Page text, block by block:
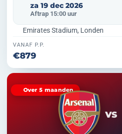
za 19 dec 2026
Aftrap 15:00 uur
Emirates Stadium, Londen
VANAF P.P.
€879
Over 5 maanden
VS